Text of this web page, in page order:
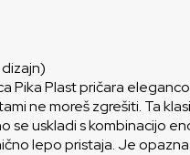
Pika Plast pričara
ne moreš zgrešiti. Ta
se uskladi s kombinacijo
lepo pristaja. Je